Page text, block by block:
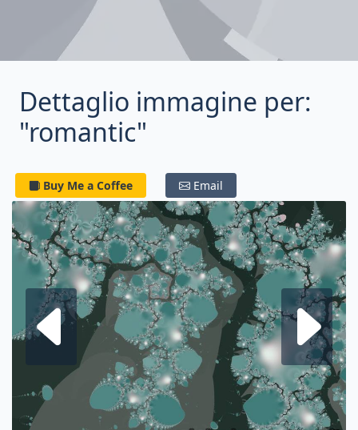
Dettaglio immagine per:
"romantic"
Buy Me a Coffee Email
Frattale